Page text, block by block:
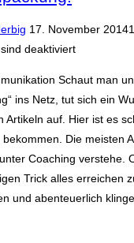
Veröffentlicht
am
17. November 2014
deaktiviert
Schaut man
ins Netz, tut sich ein
Artikeln auf. Hier ist es
Die meisten
Coaching verstehe.
Trick alles erreichen
und abenteuerlich